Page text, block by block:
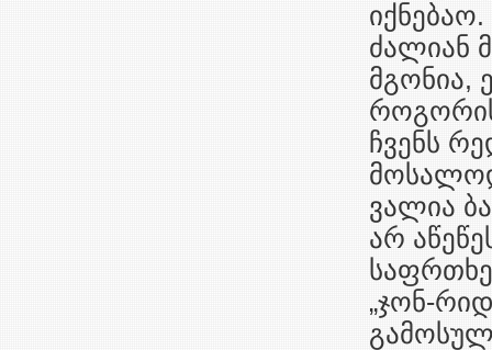
იქნებაო.
ძალიან
მგონია,
ჩვენს
ვალია
არ
„ჯონ-